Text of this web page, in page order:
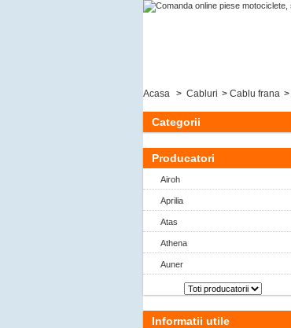
Categorii
Producatori
Airoh
Aprilia
Atas
Athena
Auner
Informatii utile
Acasa > Cabluri > Cablu frana >